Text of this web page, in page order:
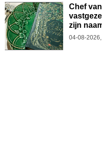
Chef
zijn
04-08-